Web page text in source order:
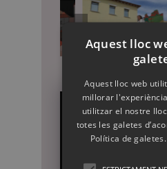
Aquest lloc
Aquest lloc web
millorar
utilitzar el nostre
totes les galetes
Política de galetes.